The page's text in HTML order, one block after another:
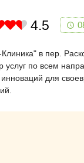
4.5
в пер.
услуг по всем
для